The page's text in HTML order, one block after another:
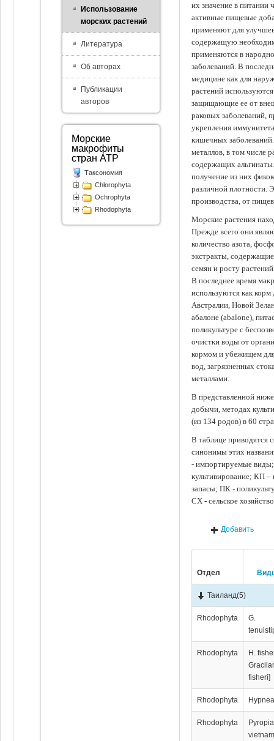
их значение в питании
активные пищевые
применяют для
содержащую
применяются в
заболеваний. В
медицине как для
растений
защищающие ее от
раковых заболеваний,
укрепления
кишечных
металлов, в том числе
содержащих
получение из них
различной плотности.
производства, от
Морские растения
Прежде всего они
количество азота,
экстракты,
семян и росту
В последнее время
используются как
Австралии, Новой
абалоне (abalone),
поликультуре с
очистки воды от
кормом и убежищем
вод, загрязненных
металлами.
В представленной
добычи, методах
(из 134 родов) в 60
В таблице приводятся
синонимы этих
- импортируемые
культивирование; КП
запасы; ПК -
СХ - сельское
Добавить
Отдел
Таиланд(5)
Rhodophyta
G.
Rhodophyta
H.
fisheri]
Rhodophyta
Rhodophyta
Pyropia
Использование
морских растений
Литература
Об авторах
Публикации
авторов
Морские
макрофиты
стран АТР
Таксономия
Chlorophyta
Ochrophyta
Rhodophyta